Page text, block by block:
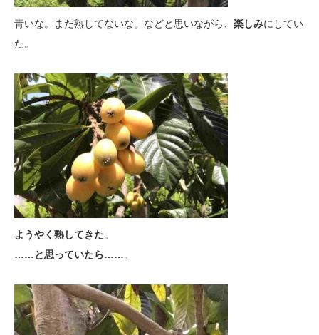
青いな。まだ熟してないな。などと思いながら、 楽しみにしてい
た。
ようやく熟してきた。
……と思っていたら……。